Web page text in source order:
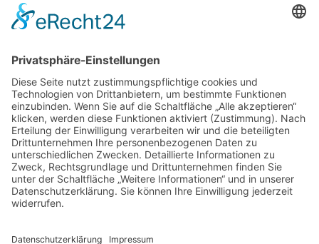
Verband der Südtiroler
Kleintierzüchter Galvanistraße 38 I-39100 Bozen /
Südtirol
Tel.0039 0471 063980 ∎ Fax0039 0471
063981 ∎ info@vskonline.com
Öffnungszeiten
Mo-Do 8.00 – 12.00 Uhr & 14.00 – 16.30 Uhr